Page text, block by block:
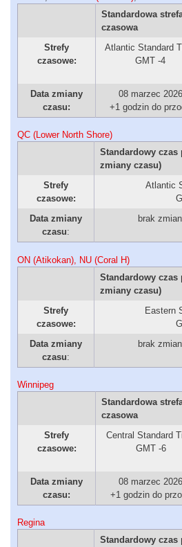
Standardowa
czasowa
Strefy
czasowe:
Atlantic Standard
GMT -4
Data zmiany
czasu:
08 marzec 2026
+1 godzin do
QC (Lower North Shore)
Standardowy czas
zmiany czasu)
Strefy
czasowe:
Atlantic
Data zmiany
czasu:
brak
ON (Atikokan), NU (Coral H)
Standardowy czas
zmiany czasu)
Strefy
czasowe:
Eastern
Data zmiany
czasu:
brak
Winnipeg
Standardowa
czasowa
Strefy
czasowe:
Central Standard
GMT -6
Data zmiany
czasu:
08 marzec 2026
+1 godzin do
Regina
Standardowy czas